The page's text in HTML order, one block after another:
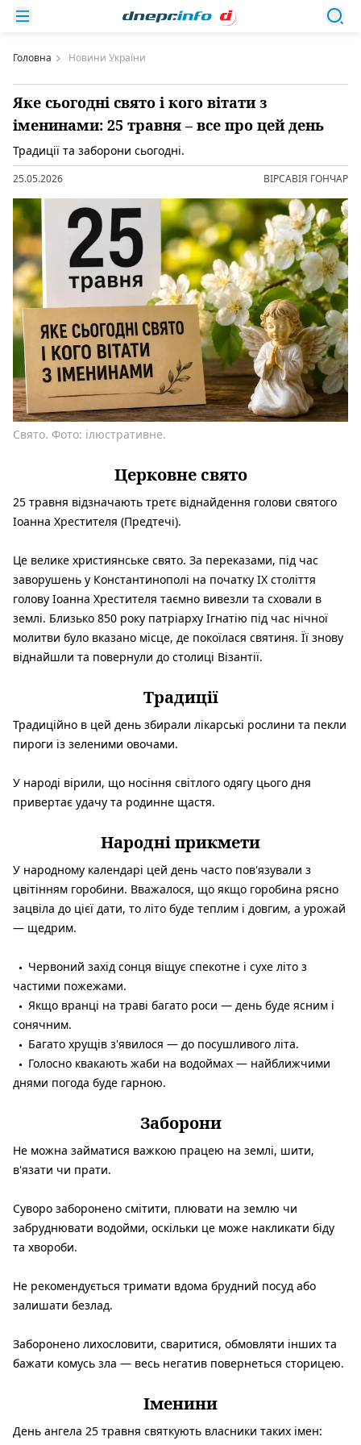
Головна Новини України
Яке сьогодні свято і кого вітати з
іменинами: 25 травня – все про цей день
Традиції та заборони сьогодні.
25.05.2026 ВІРСАВІЯ ГОНЧАР
Свято. Фото: ілюстративне.
Церковне свято
25 травня відзначають третє віднайдення голови святого
Іоанна Хрестителя (Предтечі).
Це велике християнське свято. За переказами, під час
заворушень у Константинополі на початку IX століття
голову Іоанна Хрестителя таємно вивезли та сховали в
землі. Близько 850 року патріарху Ігнатію під час нічної
молитви було вказано місце, де покоїлася святиня. Її знову
віднайшли та повернули до столиці Візантії.
Традиції
Традиційно в цей день збирали лікарські рослини та пекли
пироги із зеленими овочами.
У народі вірили, що носіння світлого одягу цього дня
привертає удачу та родинне щастя.
Народні прикмети
У народному календарі цей день часто пов'язували з
цвітінням горобини. Вважалося, що якщо горобина рясно
зацвіла до цієї дати, то літо буде теплим і довгим, а урожай
— щедрим.
Червоний захід сонця віщує спекотне і сухе літо з
частими пожежами.
Якщо вранці на траві багато роси — день буде ясним і
сонячним.
Багато хрущів з'явилося — до посушливого літа.
Голосно квакають жаби на водоймах — найближчими
днями погода буде гарною.
Заборони
Не можна займатися важкою працею на землі, шити,
в'язати чи прати.
Суворо заборонено смітити, плювати на землю чи
забруднювати водойми, оскільки це може накликати біду
та хвороби.
Не рекомендується тримати вдома брудний посуд або
залишати безлад.
Заборонено лихословити, сваритися, обмовляти інших та
бажати комусь зла — весь негатив повернеться сторицею.
Іменини
День ангела 25 травня святкують власники таких імен: